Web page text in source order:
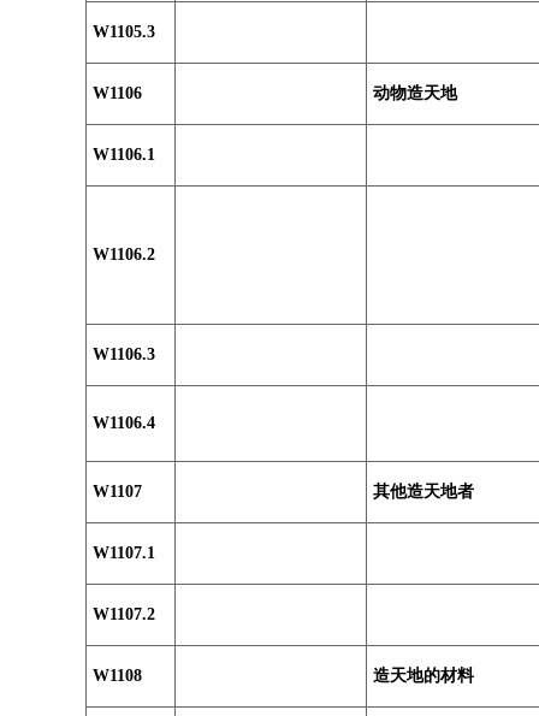
W1105.3
W1106 动物造天地
W1106.1
W1106.2
W1106.3
W1106.4
W1107 其他造天地者
W1107.1
W1107.2
W1108 造天地的材料